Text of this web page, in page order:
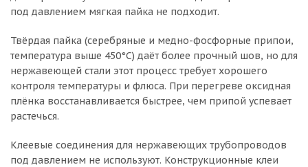
под давлением мягкая пайка не подходит.
Твёрдая пайка (серебряные и медно-фосфорные припои,
температура выше 450°C) даёт более прочный шов, но для
нержавеющей стали этот процесс требует хорошего
контроля температуры и флюса. При перегреве оксидная
плёнка восстанавливается быстрее, чем припой успевает
растечься.
Клеевые соединения для нержавеющих трубопроводов
под давлением не используют. Конструкционные клеи